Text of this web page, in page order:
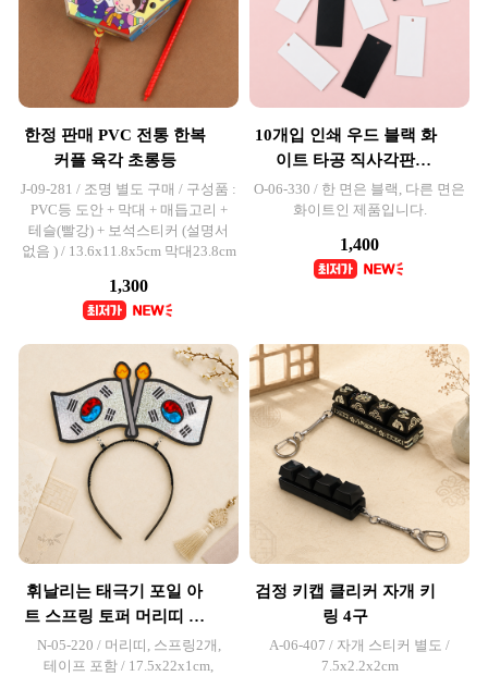
한정 판매 PVC 전통 한복
커플 육각 초롱등
J-09-281 / 조명 별도 구매 / 구성품 :
PVC등 도안 + 막대 + 매듭고리 +
테슬(빨강) + 보석스티커 (설명서
없음 ) / 13.6x11.8x5cm 막대23.8cm
1,300
10개입 인쇄 우드 블랙 화
이트 타공 직사각판
3.2x7.2cm
O-06-330 / 한 면은 블랙, 다른 면은
화이트인 제품입니다.
1,400
휘날리는 태극기 포일 아
트 스프링 토퍼 머리띠 만
들기
N-05-220 / 머리띠, 스프링2개,
테이프 포함 / 17.5x22x1cm,
검정 키캡 클리커 자개 키
링 4구
A-06-407 / 자개 스티커 별도 /
7.5x2.2x2cm